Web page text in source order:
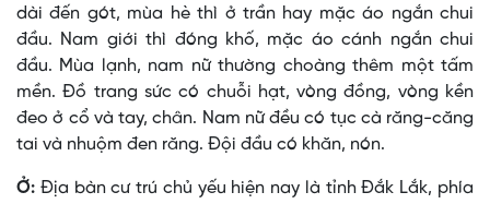
dài đến gót, mùa hè thì ở trần hay mặc áo ngắn chui
đầu. Nam giới thì đóng khố, mặc áo cánh ngắn chui
đầu. Mùa lạnh, nam nữ thường choàng thêm một tấm
mền. Ðồ trang sức có chuỗi hạt, vòng đồng, vòng kền
đeo ở cổ và tay, chân. Nam nữ đều có tục cà răng-căng
tai và nhuộm đen răng. Ðội đầu có khăn, nón.
Ở: Ðịa bàn cư trú chủ yếu hiện nay là tỉnh Ðắk Lắk, phía